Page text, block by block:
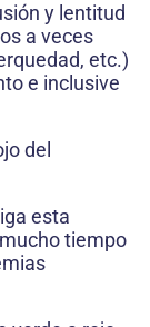
y lentitud
a veces
etc.)
e inclusive
del
esta
tiempo